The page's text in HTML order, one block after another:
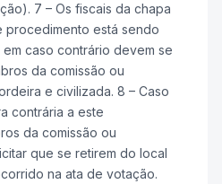
7 – Os fiscais da chapa
está sendo
caso contrário devem se
da comissão ou
e civilizada. 8 – Caso
contrária a este
da comissão ou
que se retirem do local
na ata de votação.